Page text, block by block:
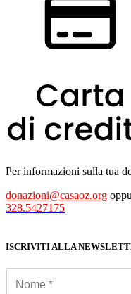
Per informazioni sulla tua
donazioni@casaoz.org
328.5427175
ISCRIVITI ALLA